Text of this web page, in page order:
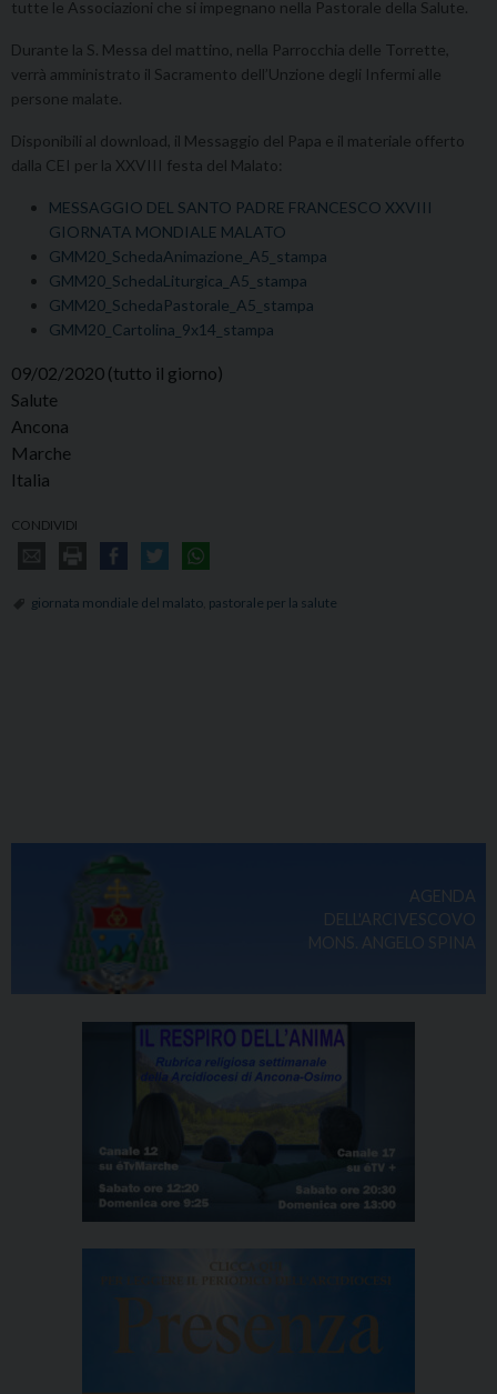
tutte le Associazioni che si impegnano nella Pastorale della Salute.
Durante la S. Messa del mattino, nella Parrocchia delle Torrette,
verrà amministrato il Sacramento dell’Unzione degli Infermi alle
persone malate.
Disponibili al download, il Messaggio del Papa e il materiale offerto
dalla CEI per la XXVIII festa del Malato:
MESSAGGIO DEL SANTO PADRE FRANCESCO XXVIII
GIORNATA MONDIALE MALATO
GMM20_SchedaAnimazione_A5_stampa
GMM20_SchedaLiturgica_A5_stampa
GMM20_SchedaPastorale_A5_stampa
GMM20_Cartolina_9x14_stampa
09/02/2020 (tutto il giorno)
Salute
Ancona
Marche
Italia
CONDIVIDI
giornata mondiale del malato pastorale per la salute
AGENDA
DELL'ARCIVESCOVO
MONS. ANGELO SPINA